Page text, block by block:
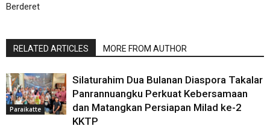
Berderet
RELATED ARTICLES MORE FROM AUTHOR
Paraikatte
Silaturahim Dua Bulanan Diaspora Takalar
Panrannuangku Perkuat Kebersamaan
dan Matangkan Persiapan Milad ke-2
KKTP